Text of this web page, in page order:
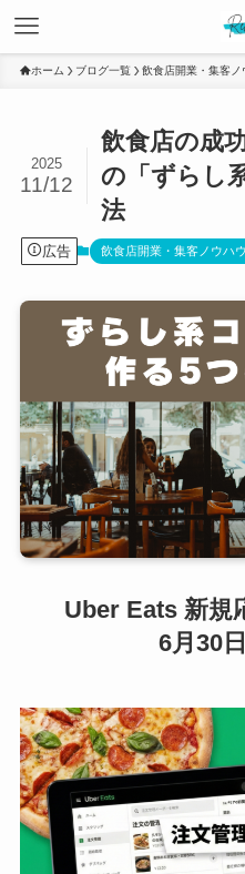
ホーム ブログ一覧 飲食店開業・集客ノ
飲食店の成
の「ずらし
法
2025
11/12
広告 飲食店開業・集客ノウハウ
Uber Eats 新規
6月30